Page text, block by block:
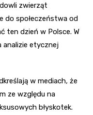
zwierząt
do społeczeństwa od
ten dzień w Polsce. W
analizie etycznej
w mediach, że
ze względu na
błyskotek.